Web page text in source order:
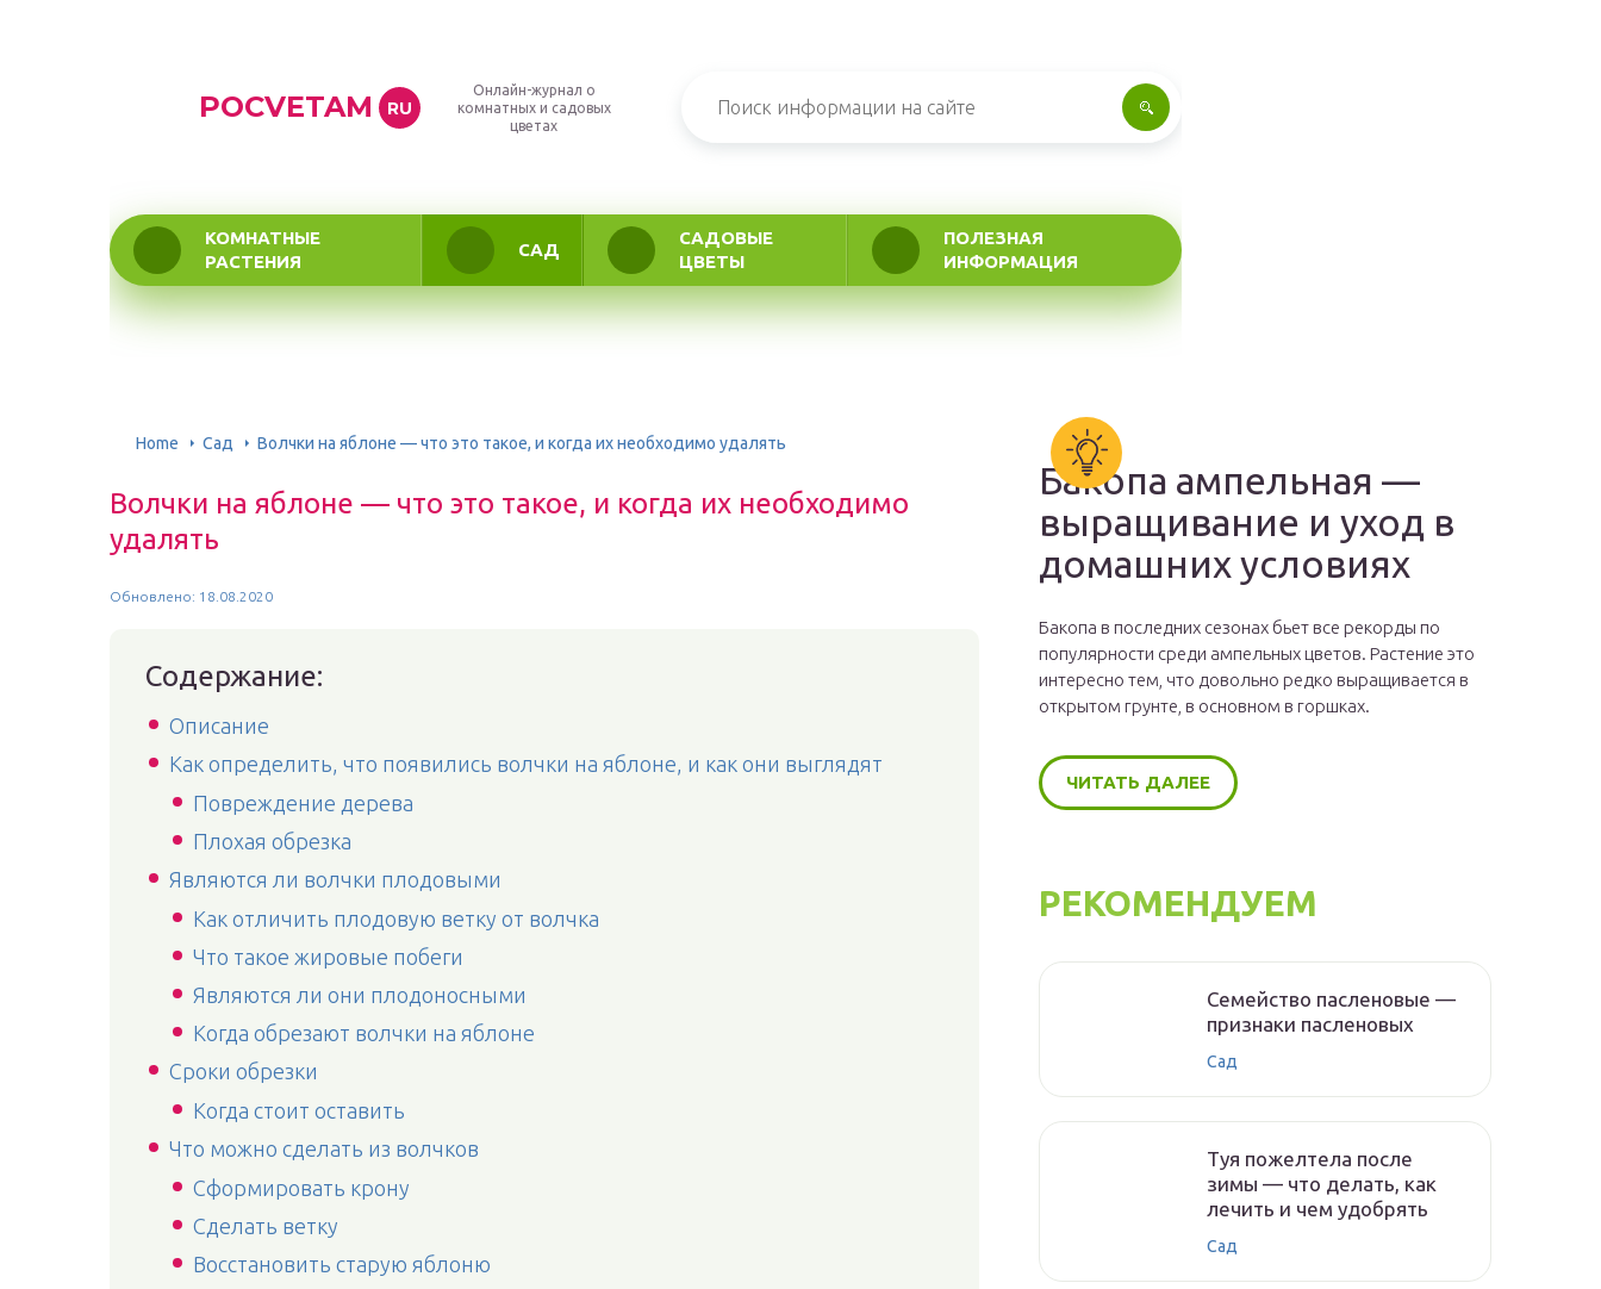
POCVETAM RU
Онлайн-журнал о
комнатных и садовых
цветах
КОМНАТНЫЕ
РАСТЕНИЯ
САД
САДОВЫЕ
ЦВЕТЫ
ПОЛЕЗНАЯ
ИНФОРМАЦИЯ
Home Сад Волчки на яблоне — что это такое, и когда их необходимо удалять
Волчки на яблоне — что это такое, и когда их необходимо
удалять
Обновлено: 18.08.2020
Содержание:
Описание
Как определить, что появились волчки на яблоне, и как они выглядят
Повреждение дерева
Плохая обрезка
Являются ли волчки плодовыми
Как отличить плодовую ветку от волчка
Что такое жировые побеги
Являются ли они плодоносными
Когда обрезают волчки на яблоне
Сроки обрезки
Когда стоит оставить
Что можно сделать из волчков
Сформировать крону
Сделать ветку
Восстановить старую яблоню
Бакопа ампельная —
выращивание и уход в
домашних условиях
Бакопа в последних сезонах бьет все рекорды по
популярности среди ампельных цветов. Растение это
интересно тем, что довольно редко выращивается в
открытом грунте, в основном в горшках.
ЧИТАТЬ ДАЛЕЕ
РЕКОМЕНДУЕМ
Семейство пасленовые —
признаки пасленовых
Сад
Туя пожелтела после
зимы — что делать, как
лечить и чем удобрять
Сад